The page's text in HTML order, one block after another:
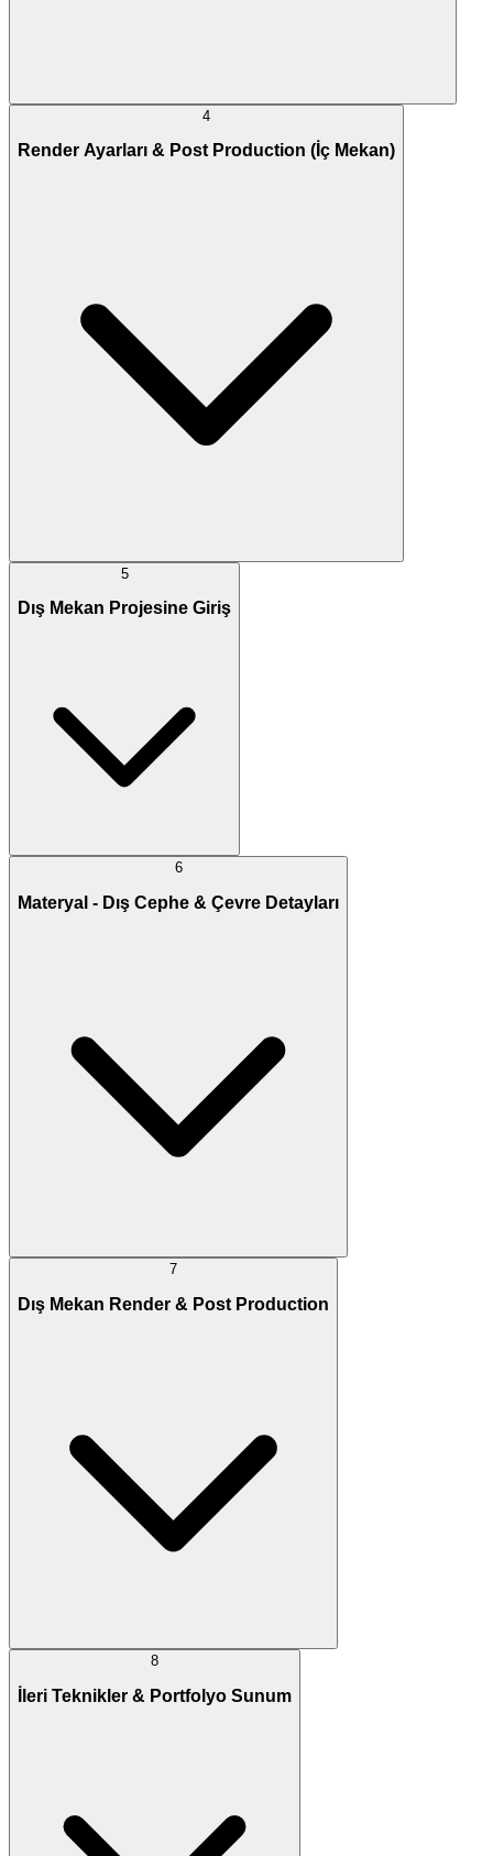
4
Render Ayarları & Post Production (İç Mekan)
5
Dış Mekan Projesine Giriş
6
Materyal - Dış Cephe & Çevre Detayları
7
Dış Mekan Render & Post Production
8
İleri Teknikler & Portfolyo Sunum